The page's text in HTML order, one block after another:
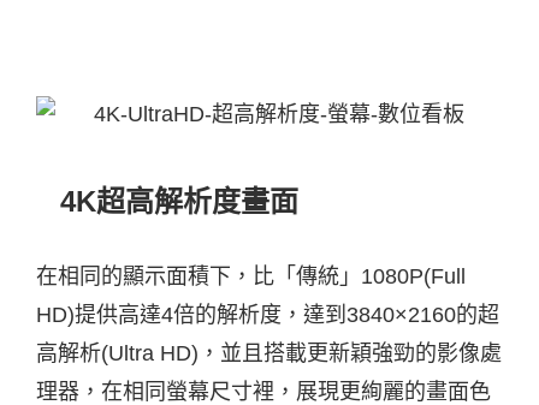
4K超高解析度畫面
在相同的顯示面積下，比「傳統」1080P(Full
HD)提供高達4倍的解析度，達到3840×2160的超
高解析(Ultra HD)，並且搭載更新穎強勁的影像處
理器，在相同螢幕尺寸裡， 展現更絢麗的畫面色